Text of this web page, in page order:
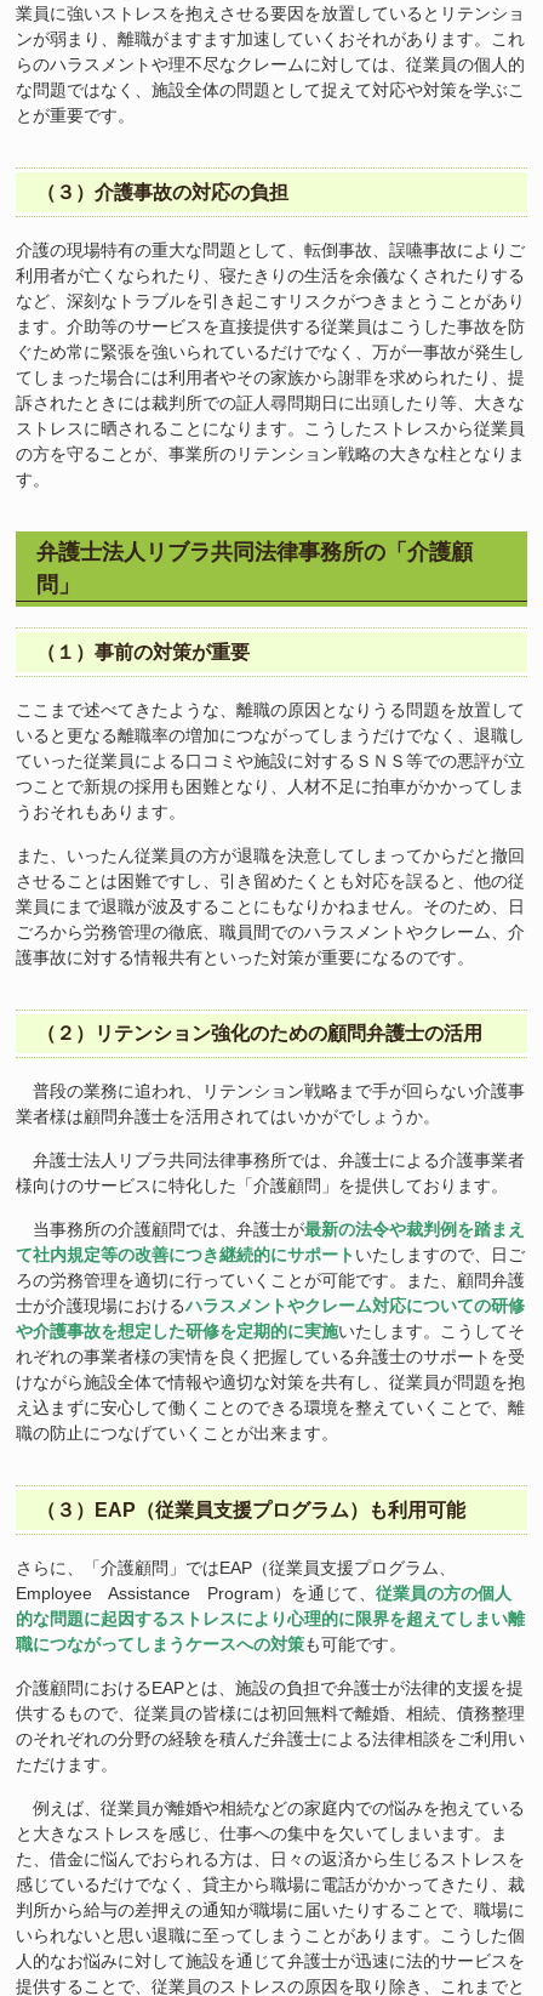
業員に強いストレスを抱えさせる要因を放置しているとリテンショ
ンが弱まり、離職がますます加速していくおそれがあります。これ
らのハラスメントや理不尽なクレームに対しては、従業員の個人的
な問題ではなく、施設全体の問題として捉えて対応や対策を学ぶこ
とが重要です。
（３）介護事故の対応の負担
介護の現場特有の重大な問題として、転倒事故、誤嚥事故によりご
利用者が亡くなられたり、寝たきりの生活を余儀なくされたりする
など、深刻なトラブルを引き起こすリスクがつきまとうことがあり
ます。介助等のサービスを直接提供する従業員はこうした事故を防
ぐため常に緊張を強いられているだけでなく、万が一事故が発生し
てしまった場合には利用者やその家族から謝罪を求められたり、提
訴されたときには裁判所での証人尋問期日に出頭したり等、大きな
ストレスに晒されることになります。こうしたストレスから従業員
の方を守ることが、事業所のリテンション戦略の大きな柱となりま
す。
弁護士法人リブラ共同法律事務所の「介護顧
問」
（１）事前の対策が重要
ここまで述べてきたような、離職の原因となりうる問題を放置して
いると更なる離職率の増加につながってしまうだけでなく、退職し
ていった従業員による口コミや施設に対するＳＮＳ等での悪評が立
つことで新規の採用も困難となり、人材不足に拍車がかかってしま
うおそれもあります。
また、いったん従業員の方が退職を決意してしまってからだと撤回
させることは困難ですし、引き留めたくとも対応を誤ると、他の従
業員にまで退職が波及することにもなりかねません。そのため、日
ごろから労務管理の徹底、職員間でのハラスメントやクレーム、介
護事故に対する情報共有といった対策が重要になるのです。
（２）リテンション強化のための顧問弁護士の活用
普段の業務に追われ、リテンション戦略まで手が回らない介護事
業者様は顧問弁護士を活用されてはいかがでしょうか。
弁護士法人リブラ共同法律事務所では、弁護士による介護事業者
様向けのサービスに特化した「介護顧問」を提供しております。
当事務所の介護顧問では、弁護士が最新の法令や裁判例を踏まえ
て社内規定等の改善につき継続的にサポートいたしますので、日ご
ろの労務管理を適切に行っていくことが可能です。また、顧問弁護
士が介護現場におけるハラスメントやクレーム対応についての研修
や介護事故を想定した研修を定期的に実施いたします。こうしてそ
れぞれの事業者様の実情を良く把握している弁護士のサポートを受
けながら施設全体で情報や適切な対策を共有し、従業員が問題を抱
え込まずに安心して働くことのできる環境を整えていくことで、離
職の防止につなげていくことが出来ます。
（３）EAP（従業員支援プログラム）も利用可能
さらに、「介護顧問」ではEAP（従業員支援プログラム、
Employee Assistance Program）を通じて、従業員の方の個人
的な問題に起因するストレスにより心理的に限界を超えてしまい離
職につながってしまうケースへの対策も可能です。
介護顧問におけるEAPとは、施設の負担で弁護士が法律的支援を提
供するもので、従業員の皆様には初回無料で離婚、相続、債務整理
のそれぞれの分野の経験を積んだ弁護士による法律相談をご利用い
ただけます。
例えば、従業員が離婚や相続などの家庭内での悩みを抱えている
と大きなストレスを感じ、仕事への集中を欠いてしまいます。ま
た、借金に悩んでおられる方は、日々の返済から生じるストレスを
感じているだけでなく、貸主から職場に電話がかかってきたり、裁
判所から給与の差押えの通知が職場に届いたりすることで、職場に
いられないと思い退職に至ってしまうことがあります。こうした個
人的なお悩みに対して施設を通じて弁護士が迅速に法的サービスを
提供することで、従業員のストレスの原因を取り除き、これまでと